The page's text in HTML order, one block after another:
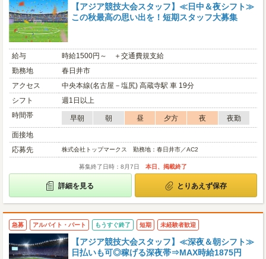
【アジア競技大会スタッフ】≪日中＆夜シフト≫
この秋最高の思い出を！短期スタッフ大募集
給与
時給1500円～ ＋交通費規支給
勤務地
春日井市
アクセス
中央本線(名古屋－塩尻) 高蔵寺駅 車 19分
シフト
週1日以上
時間帯
早朝 朝 昼 夕方 夜
夜勤
面接地
応募先
株式会社トップマークス 勤務地：春日井市／AC2
募集終了日時：8月7日 本日、掲載終了
詳細を見る とりあえず保存
急募 アルバイト・パート もうすぐ終了 短期 未経験者歓迎
【アジア競技大会スタッフ】≪深夜＆朝シフト≫
日払いも可◎稼げる深夜帯⇒MAX時給1875円